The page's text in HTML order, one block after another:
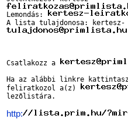
Lemondás:
Csatlakozz a
Ha az alábbi linkre
feliratkozol a(z)
lezõlistára.
http: